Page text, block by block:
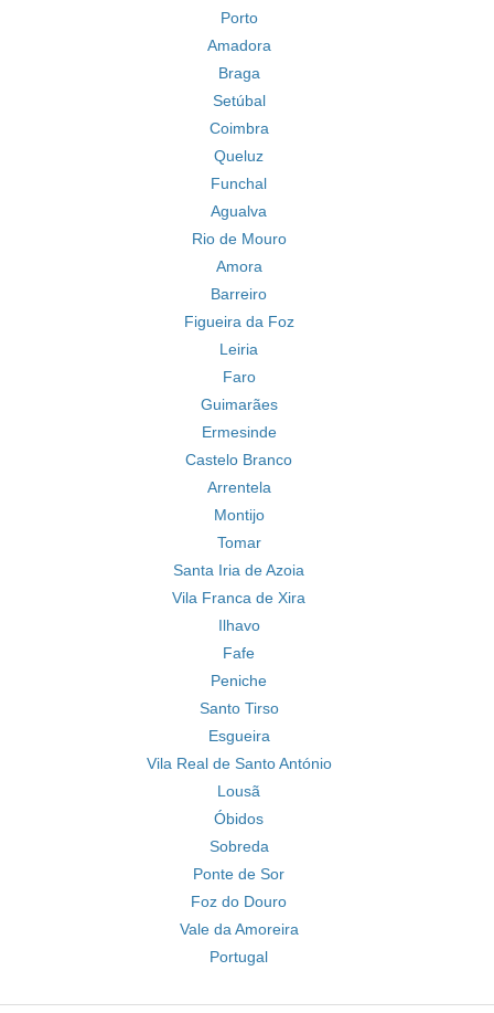
Porto
Amadora
Braga
Setúbal
Coimbra
Queluz
Funchal
Agualva
Rio de Mouro
Amora
Barreiro
Figueira da Foz
Leiria
Faro
Guimarães
Ermesinde
Castelo Branco
Arrentela
Montijo
Tomar
Santa Iria de Azoia
Vila Franca de Xira
Ilhavo
Fafe
Peniche
Santo Tirso
Esgueira
Vila Real de Santo António
Lousã
Óbidos
Sobreda
Ponte de Sor
Foz do Douro
Vale da Amoreira
Portugal